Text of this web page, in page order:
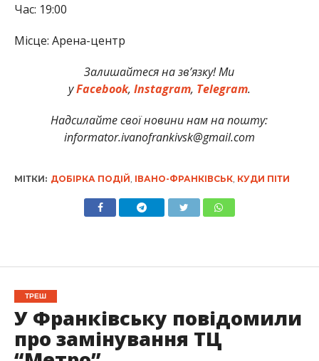
Час: 19:00
Місце: Арена-центр
Залишайтеся на зв’язку! Ми
уFacebook, Instagram, Telegram.
Надсилайте свої новини нам на пошту:
informator.ivanofrankivsk@gmail.com
МІТКИ: ДОБІРКА ПОДІЙ ІВАНО-ФРАНКІВСЬК, КУДИ ПІТИ
ТРЕШ
У Франківську повідомили
про замінування ТЦ